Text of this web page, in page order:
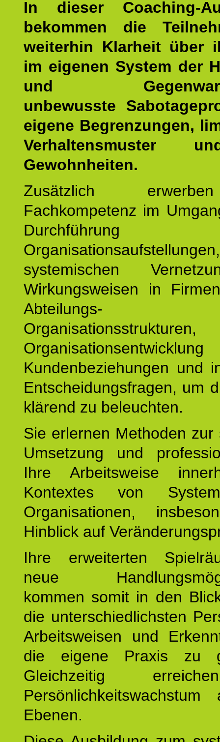
In dieser Coaching-
bekommen die
weiterhin Klarheit über
im eigenen System der
und
unbewusste
eigene Begrenzungen,
Verhaltensmuster
Gewohnheiten.
Zusätzlich
Fachkompetenz im
systemischen
Wirkungsweisen in
Abteilungs-
Kundenbeziehungen und
Entscheidungsfragen, um
klärend zu beleuchten.
Sie erlernen Methoden zur
Umsetzung und
Ihre Arbeitsweise
Kontextes von
Organisationen,
Hinblick auf
Ihre erweiterten
neue
kommen somit in den
die unterschiedlichsten
Arbeitsweisen und
die eigene Praxis zu
Gleichzeitig
Ebenen.